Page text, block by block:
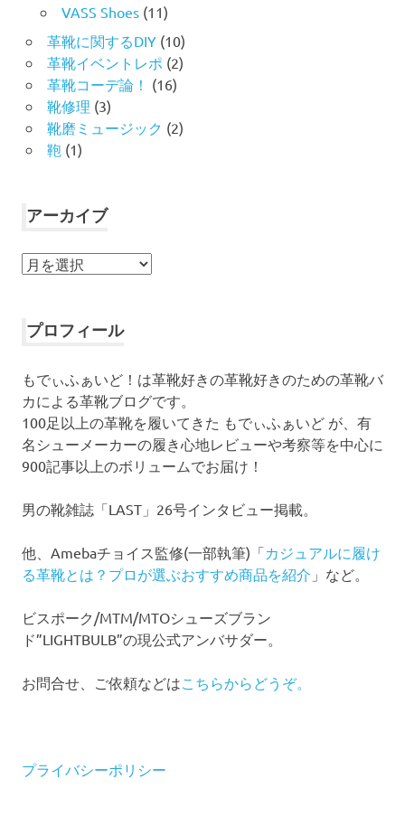
VASS Shoes(11)
革靴に関するDIY(10)
革靴イベントレポ (2)
革靴コーデ論！ (16)
靴修理 (3)
靴磨ミュージック (2)
鞄 (1)
アーカイブ
ア
イ
プロフィール
もでぃふぁいど！は革靴好きの革靴好きのための革靴バ
カによる革靴ブログです。
100足以上の革靴を履いてきた もでぃふぁいど が、有
名シューメーカーの履き心地レビューや考察等を中心に
900記事以上のボリュームでお届け！
男の靴雑誌「LAST」26号インタビュー掲載。
他、Amebaチョイス監修(一部執筆)「カジュアルに履け
る革靴とは？プロが選ぶおすすめ商品を紹介 」など。
ビスポーク/MTM/MTOシューズブラン
ド”LIGHTBULB”の現公式アンバサダー。
お問合せ、ご依頼などは こちらからどうぞ。
プライバシーポリシー